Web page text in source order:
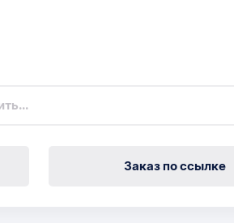
Заказ по ссылке